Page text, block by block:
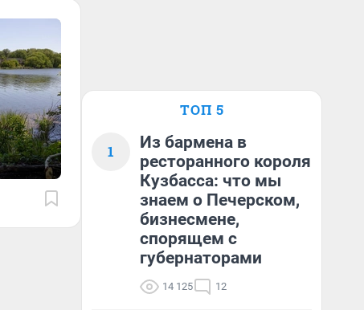
ТОП 5
1
Из бармена в
ресторанного короля
Кузбасса: что мы
знаем о Печерском,
бизнесмене,
спорящем с
губернаторами
14 125 12